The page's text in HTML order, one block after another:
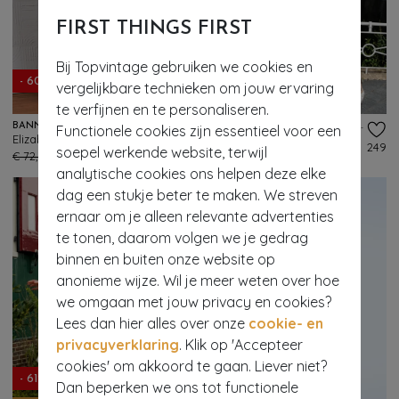
FIRST THINGS FIRST
Bij Topvintage gebruiken we cookies en
vergelijkbare technieken om jouw ervaring
te verfijnen en te personaliseren.
Functionele cookies zijn essentieel voor een
soepel werkende website, terwijl
analytische cookies ons helpen deze elke
dag een stukje beter te maken. We streven
ernaar om je alleen relevante advertenties
te tonen, daarom volgen we je gedrag
binnen en buiten onze website op
anonieme wijze. Wil je meer weten over hoe
we omgaan met jouw privacy en cookies?
Lees dan hier alles over onze cookie- en
privacyverklaring. Klik op 'Accepteer
cookies' om akkoord te gaan. Liever niet?
Dan beperken we ons tot functionele
- 60%
BANNED RETRO
Elizabeth Golden Hour Palazzo Trousers in Black
€ 72,95
€ 28,95
144
EXCLUSIEF
VINTAGE CHIC FOR TOPVINTAGE
€ 75,95 € 29,95
249
- 61%